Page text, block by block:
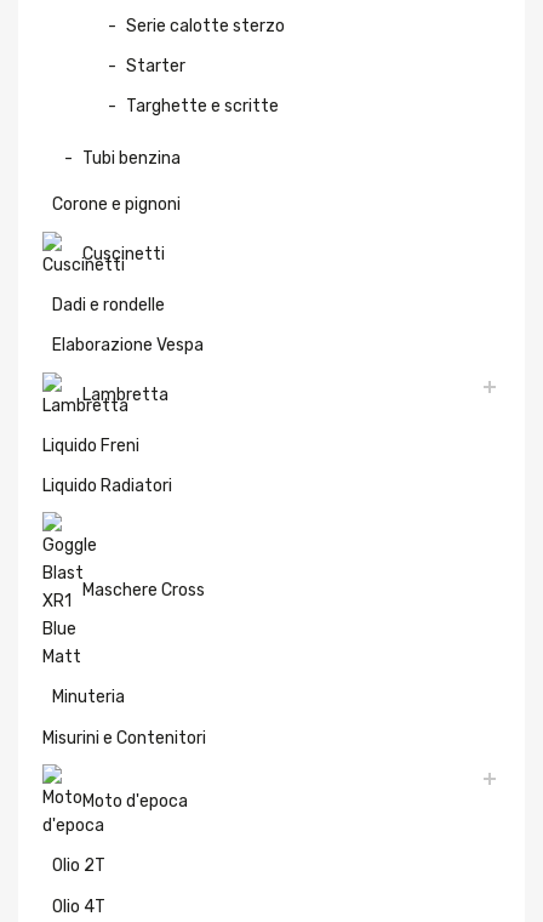
Serie calotte sterzo
Starter
Targhette e scritte
Tubi benzina
Corone e pignoni
Cuscinetti
Dadi e rondelle
Elaborazione Vespa
Lambretta
Liquido Freni
Liquido Radiatori
Maschere Cross
Minuteria
Misurini e Contenitori
Moto d'epoca
Olio 2T
Olio 4T